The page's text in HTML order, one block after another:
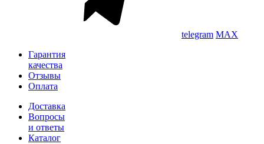
telegram MAX
Гарантия
качества
Отзывы
Оплата
Доставка
Вопросы
и ответы
Каталог